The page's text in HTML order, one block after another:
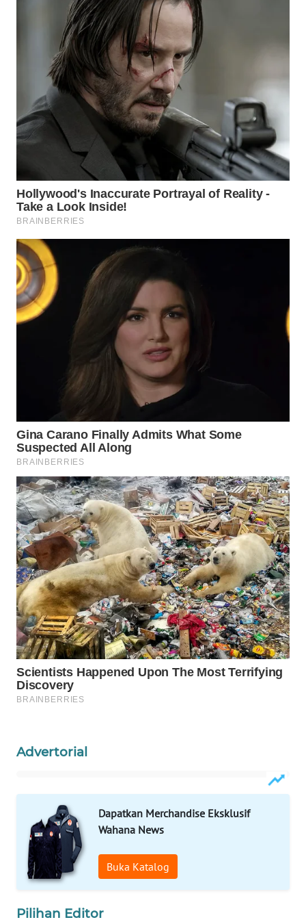
Advertorial
Dapatkan Merchandise Eksklusif
Wahana News
Buka Katalog
Pilihan Editor
WAHANA
SPORT
WAHANA
UMKM
WAHANA
WAHANA
PERSONA
WAHANA
OTOMOTIF
WAHANA
HEALTH
WAHANA
Wahana
Network
KONSUMEN
LISTRIK
MASYARAKAT
KELISTRIKAN
WALINKI
ID
MAWAKA
ID
PLN
LPKKI
LKKI
KOPEKLIN